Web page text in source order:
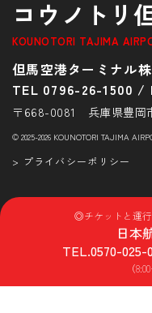
コウノトリ
KOUNOTORI TAJIMA
但馬空港ターミナル
TEL 0796-26-1500 /
〒668-0081 兵庫県豊岡
© 2025-2026 KOUNOTORI TAJIMA
> プライバシーポリシー
◎チケットと運
日本
TEL.0570-025-
（